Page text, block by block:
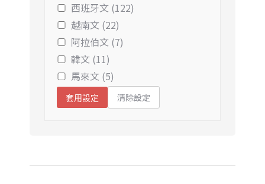
西班牙文 (122)
越南文 (22)
阿拉伯文 (7)
韓文 (11)
馬來文 (5)
套用設定 清除設定